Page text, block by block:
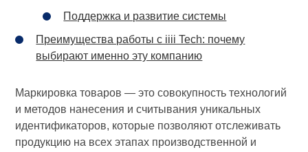
Поддержка и развитие системы
Преимущества работы с iiii Tech: почему
выбирают именно эту компанию
Маркировка товаров — это совокупность технологий
и методов нанесения и считывания уникальных
идентификаторов, которые позволяют отслеживать
продукцию на всех этапах производственной и